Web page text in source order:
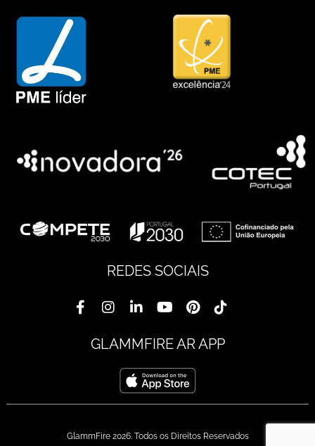
REDES SOCIAIS
GLAMMFIRE AR APP
GlammFire 2026. Todos os Direitos Reservados